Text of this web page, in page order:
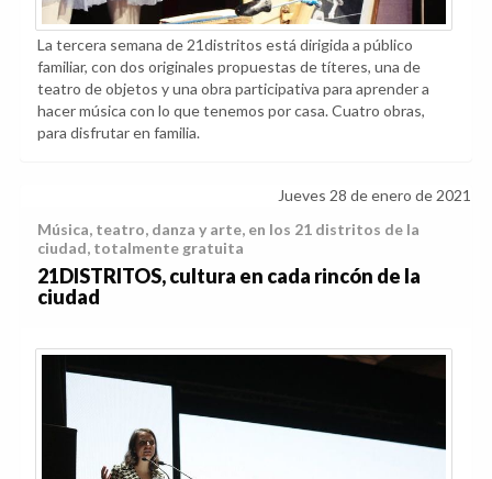
La tercera semana de 21distritos está dirigida a público
familiar, con dos originales propuestas de títeres, una de
teatro de objetos y una obra participativa para aprender a
hacer música con lo que tenemos por casa. Cuatro obras,
para disfrutar en familia.
Jueves 28 de enero de 2021
Música, teatro, danza y arte, en los 21 distritos de la
ciudad, totalmente gratuita
21DISTRITOS, cultura en cada rincón de la
ciudad